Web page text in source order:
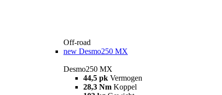
Off-road
new Desmo250 MX
Desmo250 MX
44,5 pk Vermogen
28,3 Nm Koppel